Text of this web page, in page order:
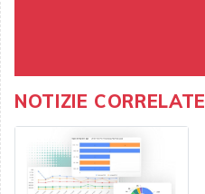
NOTIZIE CORRELATE